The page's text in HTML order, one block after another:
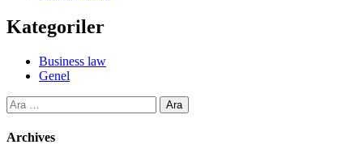
Kategoriler
Business law
Genel
Arama:
Archives